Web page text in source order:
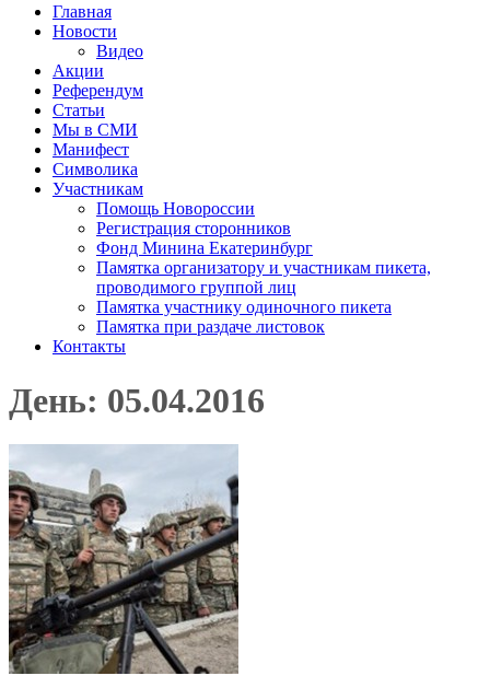
Главная
Новости
Видео
Акции
Референдум
Статьи
Мы в СМИ
Манифест
Символика
Участникам
Помощь Новороссии
Регистрация сторонников
Фонд Минина Екатеринбург
Памятка организатору и участникам пикета,
проводимого группой лиц
Памятка участнику одиночного пикета
Памятка при раздаче листовок
Контакты
День: 05.04.2016